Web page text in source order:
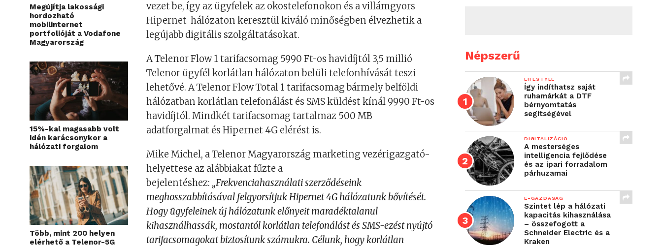
Megújítja lakossági
hordozható
mobilinternet
portfolióját a Vodafone
Magyarország
15%-kal magasabb volt
idén karácsonykor a
hálózati forgalom
Több, mint 200 helyen
elérhető a Telenor-5G
vezet be, így az ügyfelek az okostelefonokon és a villámgyors
Hipernet hálózaton keresztül kiváló minőségben élvezhetik a
legújabb digitális szolgáltatásokat.
A Telenor Flow 1 tarifacsomag 5990 Ft-os havidíjtól 3,5 millió
Telenor ügyfél korlátlan hálózaton belüli telefonhívását teszi
lehetővé. A Telenor Flow Total 1 tarifacsomag bármely belföldi
hálózatban korlátlan telefonálást és SMS küldést kínál 9990 Ft-os
havidíjtól. Mindkét tarifacsomag tartalmaz 500 MB
adatforgalmat és Hipernet 4G elérést is.
Mike Michel, a Telenor Magyarország marketing vezérigazgató-
helyettese az alábbiakat fűzte a
bejelentéshez: „Frekvenciahasználati szerződéseink
meghosszabbításával felgyorsítjuk Hipernet 4G hálózatunk bővítését.
Hogy ügyfeleinek új hálózatunk előnyeit maradéktalanul
kihasználhassák, mostantól korlátlan telefonálást és SMS-ezést nyújtó
tarifacsomagokat biztosítunk számukra. Célunk, hogy korlátlan
Népszerű
LIFESTYLE
Így indíthatsz saját
ruhamárkát a DTF
bérnyomtatás
segítségével
DIGITALIZÁCIÓ
A mesterséges
intelligencia fejlődése
és az ipari forradalom
párhuzamai
E-GAZDASÁG
Szintet lép a hálózati
kapacitás kihasználása
– összefogott a
Schneider Electric és a
Kraken